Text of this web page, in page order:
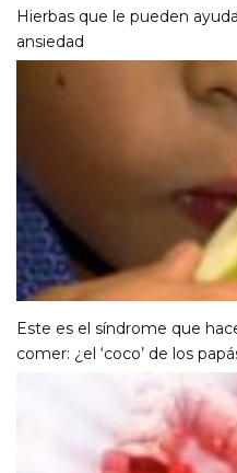
Hierbas que le pueden
ansiedad
Este es el síndrome que
comer: ¿el ‘coco’ de los